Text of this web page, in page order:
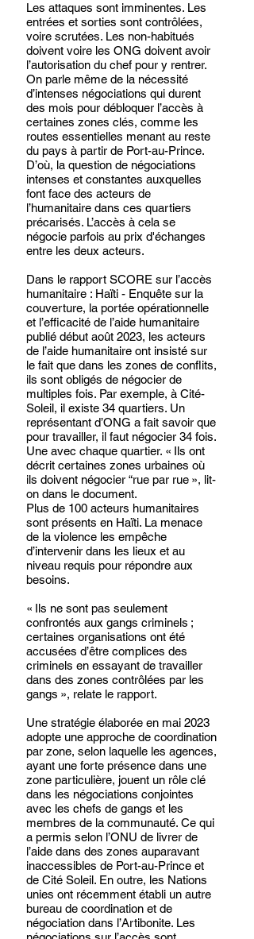
Les attaques sont imminentes. Les
entrées et sorties sont contrôlées,
voire scrutées. Les non-habitués
doivent voire les ONG doivent avoir
l’autorisation du chef pour y rentrer.
On parle même de la nécessité
d’intenses négociations qui durent
des mois pour débloquer l’accès à
certaines zones clés, comme les
routes essentielles menant au reste
du pays à partir de Port-au-Prince.
D’où, la question de négociations
intenses et constantes auxquelles
font face des acteurs de
l’humanitaire dans ces quartiers
précarisés. L’accès à cela se
négocie parfois au prix d'échanges
entre les deux acteurs.
Dans le rapport SCORE sur l’accès
humanitaire : Haïti - Enquête sur la
couverture, la portée opérationnelle
et l’efficacité de l’aide humanitaire
publié début août 2023, les acteurs
de l’aide humanitaire ont insisté sur
le fait que dans les zones de conflits,
ils sont obligés de négocier de
multiples fois. Par exemple, à Cité-
Soleil, il existe 34 quartiers. Un
représentant d’ONG a fait savoir que
pour travailler, il faut négocier 34 fois.
Une avec chaque quartier. « Ils ont
décrit certaines zones urbaines où
ils doivent négocier “rue par rue », lit-
on dans le document.
Plus de 100 acteurs humanitaires
sont présents en Haïti. La menace
de la violence les empêche
d’intervenir dans les lieux et au
niveau requis pour répondre aux
besoins.
« Ils ne sont pas seulement
confrontés aux gangs criminels ;
certaines organisations ont été
accusées d’être complices des
criminels en essayant de travailler
dans des zones contrôlées par les
gangs », relate le rapport.
Une stratégie élaborée en mai 2023
adopte une approche de coordination
par zone, selon laquelle les agences,
ayant une forte présence dans une
zone particulière, jouent un rôle clé
dans les négociations conjointes
avec les chefs de gangs et les
membres de la communauté. Ce qui
a permis selon l’ONU de livrer de
l’aide dans des zones auparavant
inaccessibles de Port-au-Prince et
de Cité Soleil. En outre, les Nations
unies ont récemment établi un autre
bureau de coordination et de
négociation dans l’Artibonite. Les